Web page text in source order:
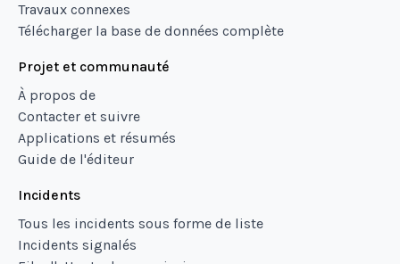
Travaux connexes
Télécharger la base de données complète
Projet et communauté
À propos de
Contacter et suivre
Applications et résumés
Guide de l'éditeur
Incidents
Tous les incidents sous forme de liste
Incidents signalés